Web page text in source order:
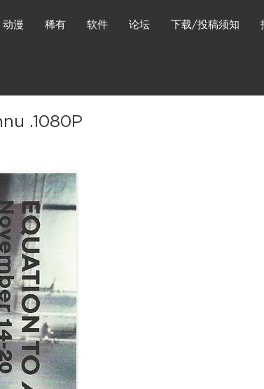
动漫 稀有 软件 论坛 下载/投稿须知
.1080P